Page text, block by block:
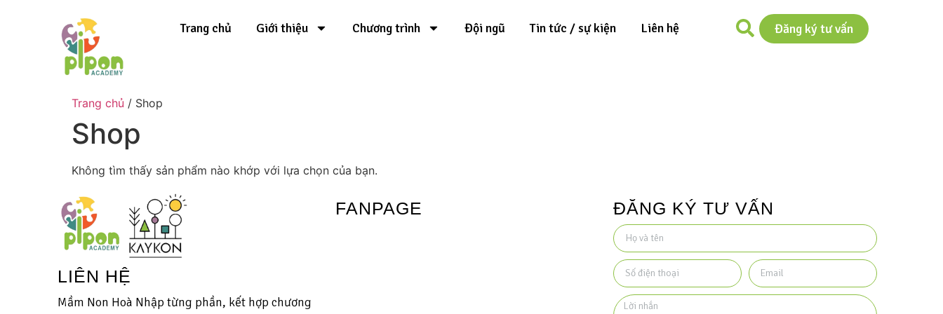
Trang chủ Giới thiệu Chương trình Đội ngũ Tin tức / sự kiện Liên hệ Đăng ký tư vấn
Trang chủ / Shop
Shop
Không tìm thấy sản phẩm nào khớp với lựa chọn của bạn.
LIÊN HỆ
Mầm Non Hoà Nhập từng phần, kết hợp chương
FANPAGE ĐĂNG KÝ TƯ VẤN